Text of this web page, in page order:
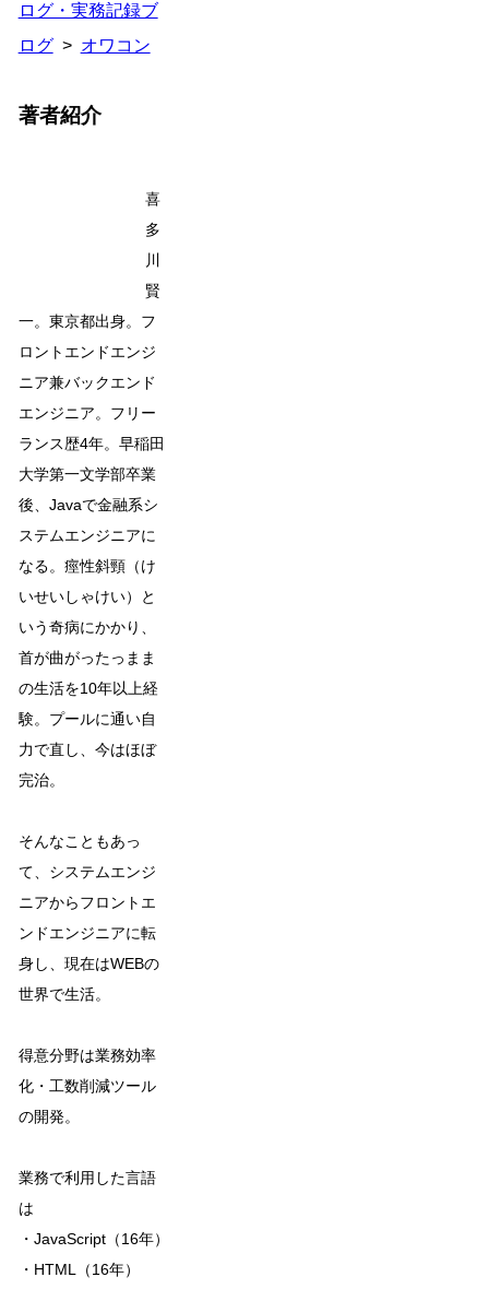
ログ・実務記録ブ
ログ> オワコン
著者紹介
喜
多
川
賢
一。東京都出身。フ
ロントエンドエンジ
ニア兼バックエンド
エンジニア。フリー
ランス歴4年。早稲田
大学第一文学部卒業
後、Javaで金融系シ
ステムエンジニアに
なる。痙性斜頸（け
いせいしゃけい）と
いう奇病にかかり、
首が曲がったっまま
の生活を10年以上経
験。プールに通い自
力で直し、今はほぼ
完治。
そんなこともあっ
て、システムエンジ
ニアからフロントエ
ンドエンジニアに転
身し、現在はWEBの
世界で生活。
得意分野は業務効率
化・工数削減ツール
の開発。
業務で利用した言語
は
・JavaScript（16年）
・HTML（16年）